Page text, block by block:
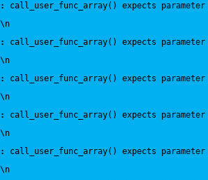
:
call_user_func_array() expects
\n
:
call_user_func_array() expects
\n
:
call_user_func_array() expects
\n
:
call_user_func_array() expects
\n
:
call_user_func_array() expects
\n